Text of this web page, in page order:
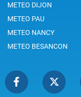
METEO DIJON
METEO PAU
METEO NANCY
METEO BESANCON